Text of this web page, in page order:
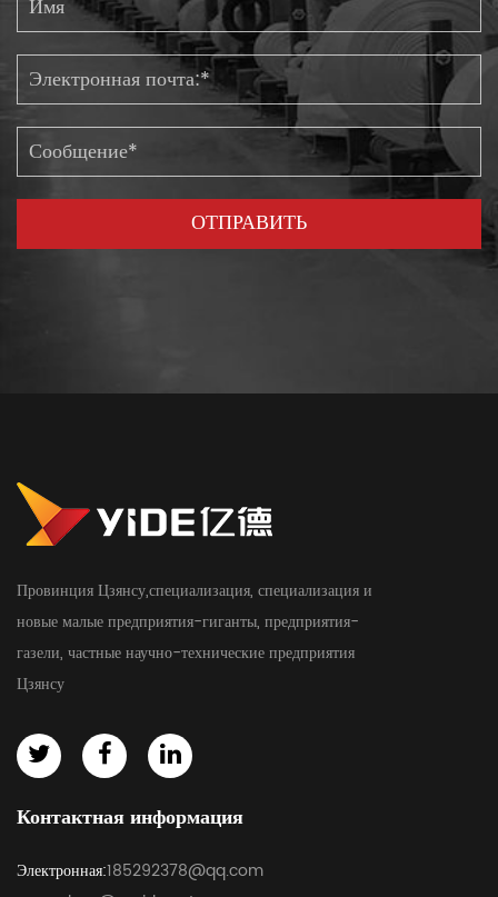
Провинция Цзянсу,специализация, специализация и
новые малые предприятия-гиганты, предприятия-
газели, частные научно-технические предприятия
Цзянсу
Контактная информация
Электронная:185292378@qq.com